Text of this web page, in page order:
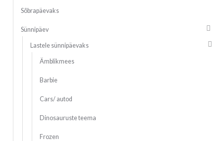
Sõbrapäevaks
Sünnipäev
Lastele sünnipäevaks
Ämblikmees
Barbie
Cars/ autod
Dinosauruste teema
Frozen